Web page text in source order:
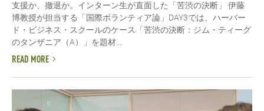
支援か、撤退か。インターン生が直面した「苦渋の決断」 伊藤
博教授が担当する「国際ボランティア論」DAY3では、ハーバー
ド・ビジネス・スクールのケース「苦渋の決断：ジム・ティーグ
のタンザニア（A）」を題材...
READ MORE